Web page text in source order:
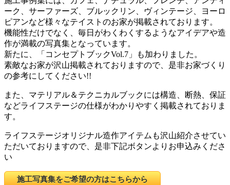
ーク、サーファーズ、ブルックリン、ヴィンテージ、ヨーロ
ピアンなど様々なテイストのお家が掲載されております。
機能性だけでなく、毎日がわくわくするようなアイデアや造
作が満載の写真集となっています。
新たに、「コンセプトブックVol.7」も加わりました。
素敵なお家が沢山掲載されておりますので、是非お家づくり
の参考にしてください!!
また、マテリアル＆テクニカルブックには構造、断熱、保証
などライフステージの仕様がわかりやすく掲載されておりま
す。
ライフステージオリジナル造作アイテムも沢山紹介させてい
ただいておりますので、是非下記ボタンよりお申込みくださ
い
施工写真集をご希望の方はこちらから